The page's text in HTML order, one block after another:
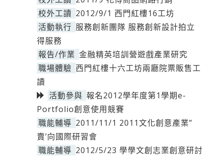
校外工讀 2012/9/1 西門紅樓16工坊
活動執行 服務創新團隊 服務創新設計拍立
得服務
報告/作業 金融精英培訓營遊戲產業研究
職場體驗 西門紅樓十六工坊兩廳院票販售工
讀
活動參與 報名2012學年度第1學期e-
Portfolio創意使用競賽
職能輔導 2011/11/1 2011文化創意產業”
賣’向國際研習會
職能輔導 2012/5/23 學學文創志業創意研討